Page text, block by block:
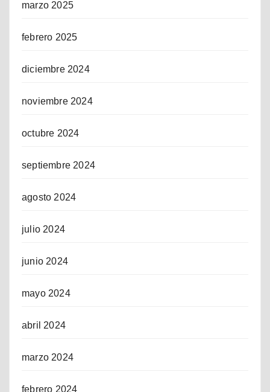
marzo 2025
febrero 2025
diciembre 2024
noviembre 2024
octubre 2024
septiembre 2024
agosto 2024
julio 2024
junio 2024
mayo 2024
abril 2024
marzo 2024
febrero 2024